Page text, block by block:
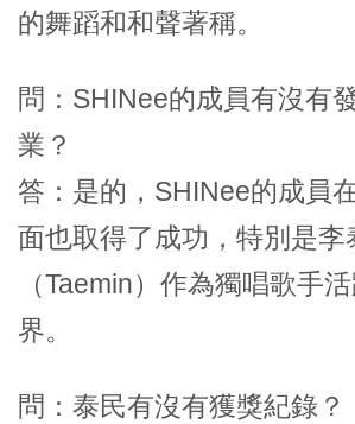
的舞蹈和和聲著稱。
問：SHINee的成員有沒有
業？
答：是的，SHINee的成員
面也取得了成功，特別是李
（Taemin）作為獨唱歌手
界。
問：泰民有沒有獲獎紀錄？